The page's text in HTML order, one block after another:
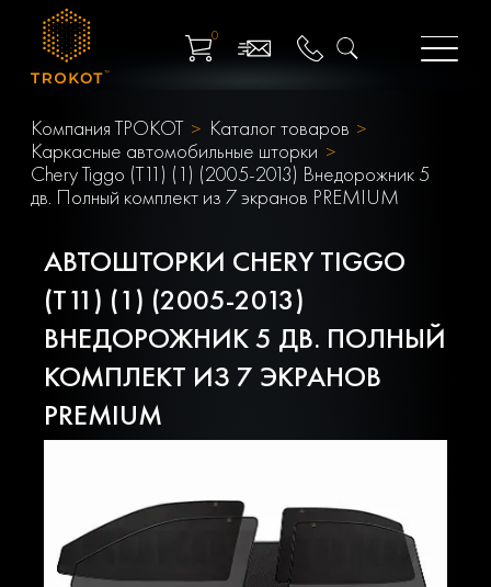
0
Компания ТРОКОТ
Каталог товаров
Каркасные автомобильные шторки
Chery Tiggo (T11) (1) (2005-2013) Внедорожник 5
дв. Полный комплект из 7 экранов PREMIUM
АВТОШТОРКИ CHERY TIGGO
(T11) (1) (2005-2013)
ВНЕДОРОЖНИК 5 ДВ. ПОЛНЫЙ
КОМПЛЕКТ ИЗ 7 ЭКРАНОВ
PREMIUM